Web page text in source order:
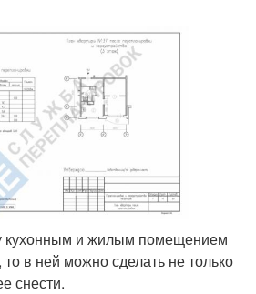
кухонным и жилым помещением
в ней можно сделать не только
снести.